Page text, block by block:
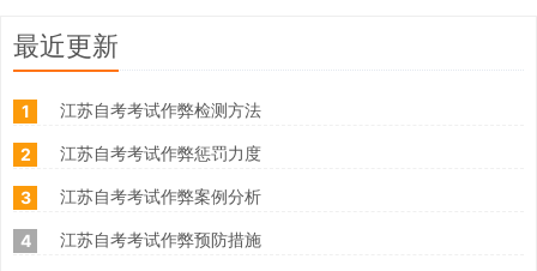
最近更新
1 江苏自考考试作弊检测方法
2 江苏自考考试作弊惩罚力度
3 江苏自考考试作弊案例分析
4 江苏自考考试作弊预防措施